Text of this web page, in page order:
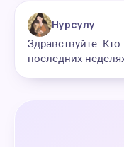
Нурсулу
Здравствуйте.
последних